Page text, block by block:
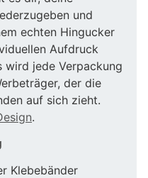
und
echten Hingucker
Aufdruck
wird jede Verpackung
der die
auf sich zieht.
.
Klebebänder